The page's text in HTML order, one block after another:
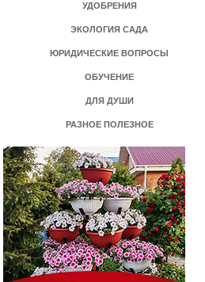
УДОБРЕНИЯ
ЭКОЛОГИЯ САДА
ЮРИДИЧЕСКИЕ ВОПРОСЫ
ОБУЧЕНИЕ
ДЛЯ ДУШИ
РАЗНОЕ ПОЛЕЗНОЕ